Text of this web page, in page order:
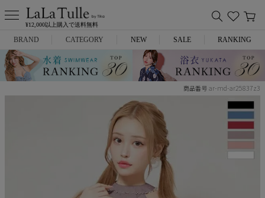
¥12,000以上購入で送料無料
BRAND
Anella
CATEGORY
ミニドレス
NEW SALE RANKING
商品番号 ar-md-ar25837z3